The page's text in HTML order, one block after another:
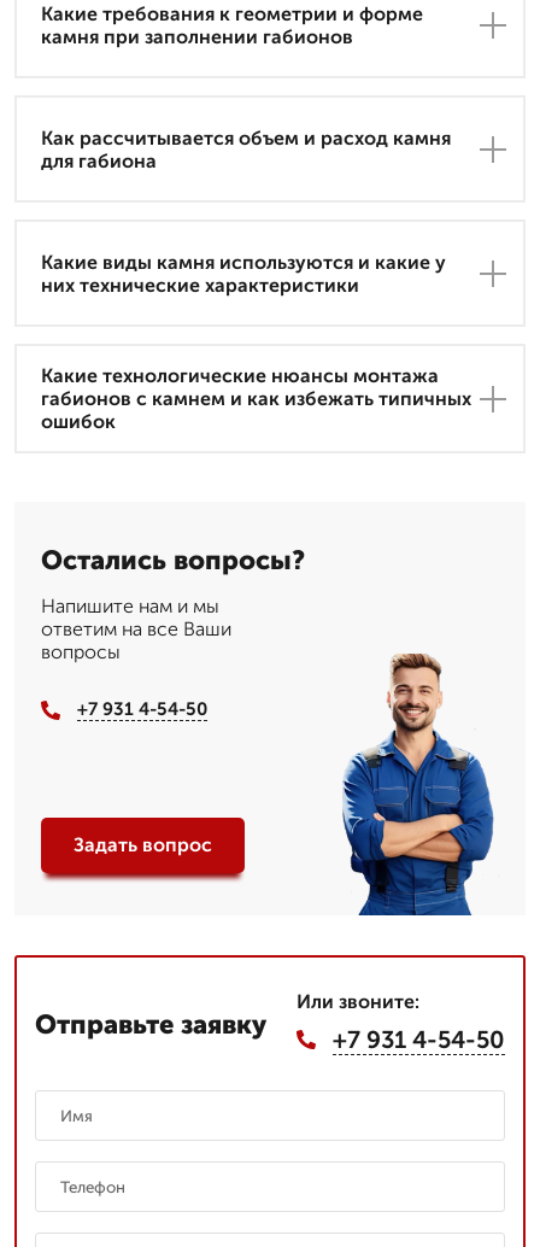
Какие требования к геометрии и форме
камня при заполнении габионов
Как рассчитывается объем и расход камня
для габиона
Какие виды камня используются и какие у
них технические характеристики
Какие технологические нюансы монтажа
габионов с камнем и как избежать типичных
ошибок
Остались вопросы?
Напишите нам и мы
ответим на все Ваши
вопросы
+7 931 4-54-50
Задать вопрос
Отправьте заявку
Или звоните:
+7 931 4-54-50